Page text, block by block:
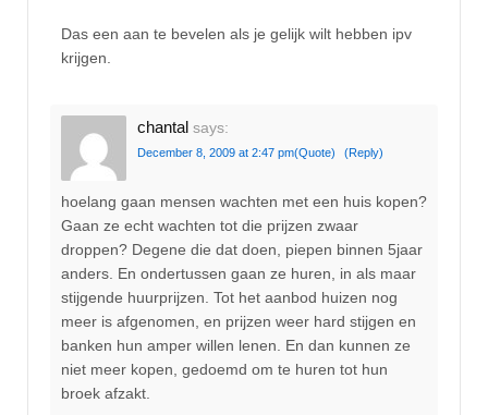
Das een aan te bevelen als je gelijk wilt hebben ipv
krijgen.
chantal says:
December 8, 2009 at 2:47 pm(Quote) (Reply)
hoelang gaan mensen wachten met een huis kopen?
Gaan ze echt wachten tot die prijzen zwaar
droppen? Degene die dat doen, piepen binnen 5jaar
anders. En ondertussen gaan ze huren, in als maar
stijgende huurprijzen. Tot het aanbod huizen nog
meer is afgenomen, en prijzen weer hard stijgen en
banken hun amper willen lenen. En dan kunnen ze
niet meer kopen, gedoemd om te huren tot hun
broek afzakt.